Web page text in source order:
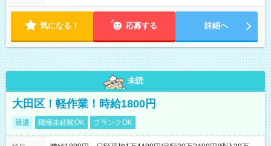
気になる！ 応募する 詳細へ
未読
大田区！軽作業！時給1800円
派遣 職種未経験OK ブランクOK